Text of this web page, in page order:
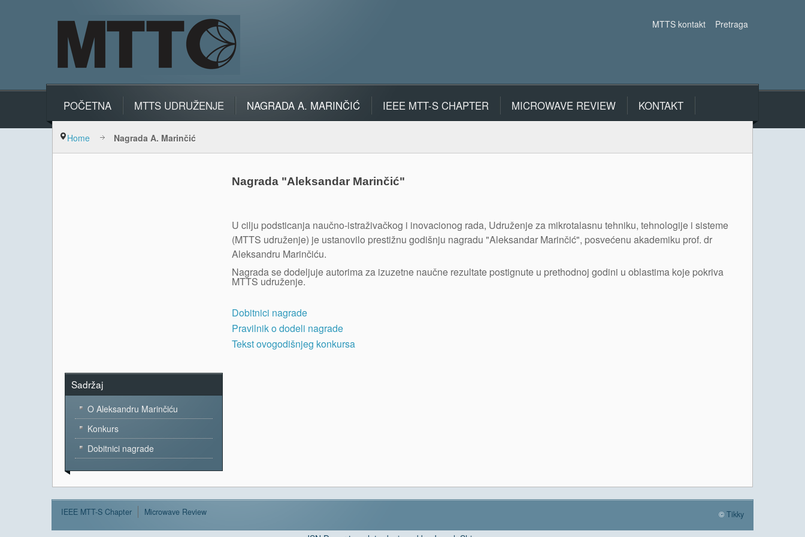
MTTS kontakt Pretraga
POČETNA MTTS UDRUŽENJE NAGRADA A. MARINČIĆ IEEE MTT-S CHAPTER MICROWAVE REVIEW KONTAKT
Home Nagrada A. Marinčić
Nagrada "Aleksandar Marinčić"
U cilju podsticanja naučno-istraživačkog i inovacionog rada, Udruženje za mikrotalasnu tehniku, tehnologije i sisteme
(MTTS udruženje) je ustanovilo prestižnu godišnju nagradu "Aleksandar Marinčić", posvećenu akademiku prof. dr
Aleksandru Marinčiću.
Nagrada se dodeljuje autorima za izuzetne naučne rezultate postignute u prethodnoj godini u oblastima koje pokriva
MTTS udruženje.
Dobitnici nagrade
Pravilnik o dodeli nagrade
Tekst ovogodišnjeg konkursa
Sadržaj
O Aleksandru Marinčiću
Konkurs
Dobitnici nagrade
IEEE MTT-S Chapter Microwave Review © Tikky